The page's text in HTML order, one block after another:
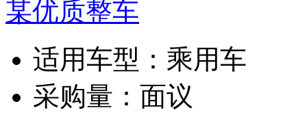
某优质整车
适用车型： 乘用车
采购量： 面议